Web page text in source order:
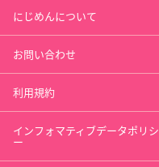
にじめんについて
お問い合わせ
利用規約
インフォマティブデータポリシ
ー